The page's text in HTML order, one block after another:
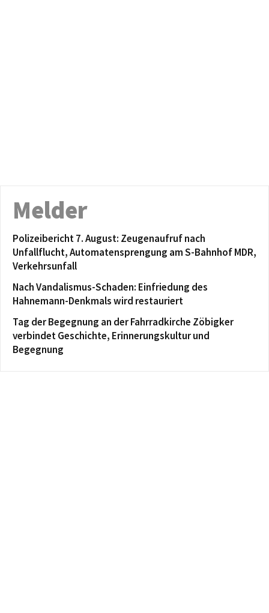
Melder
Polizeibericht 7. August: Zeugenaufruf nach
Unfallflucht, Automatensprengung am S-Bahnhof MDR,
Verkehrsunfall
Nach Vandalismus-Schaden: Einfriedung des
Hahnemann-Denkmals wird restauriert
Tag der Begegnung an der Fahrradkirche Zöbigker
verbindet Geschichte, Erinnerungskultur und
Begegnung